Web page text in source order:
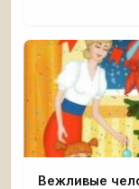
Вежливые